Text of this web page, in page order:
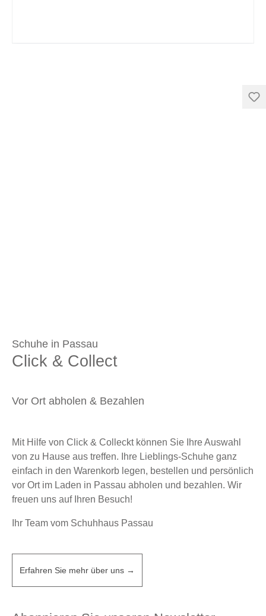
Schuhe in Passau
Click & Collect
Vor Ort abholen & Bezahlen
Mit Hilfe von Click & Colleckt können Sie Ihre Auswahl
von zu Hause aus treffen. Ihre Lieblings-Schuhe ganz
einfach in den Warenkorb legen, bestellen und persönlich
vor Ort im Laden in Passau abholen und bezahlen. Wir
freuen uns auf Ihren Besuch!
Ihr Team vom Schuhhaus Passau
Erfahren Sie mehr über uns →